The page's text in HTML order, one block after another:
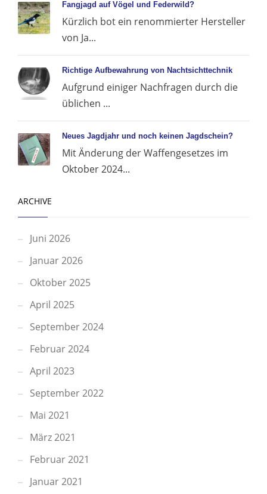
Fangjagd auf Vögel und Federwild?
Kürzlich bot ein renommierter Hersteller
von Ja...
Richtige Aufbewahrung von Nachtsichttechnik
Aufgrund einiger Nachfragen durch die
üblichen ...
Neues Jagdjahr und noch keinen Jagdschein?
Mit Änderung der Waffengesetzes im
Oktober 2024...
ARCHIVE
Juni 2026
Januar 2026
Oktober 2025
April 2025
September 2024
Februar 2024
April 2023
September 2022
Mai 2021
März 2021
Februar 2021
Januar 2021